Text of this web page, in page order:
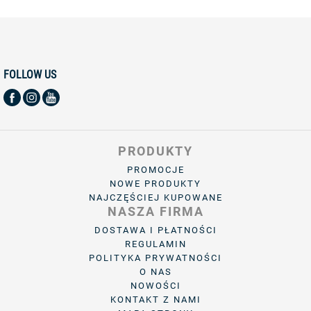
FOLLOW US
PRODUKTY
PROMOCJE
NOWE PRODUKTY
NAJCZĘŚCIEJ KUPOWANE
NASZA FIRMA
DOSTAWA I PŁATNOŚCI
REGULAMIN
POLITYKA PRYWATNOŚCI
O NAS
NOWOŚCI
KONTAKT Z NAMI